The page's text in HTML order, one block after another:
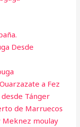
Desde
a Fez
Tánger
de Marruecos
Meknez moulay